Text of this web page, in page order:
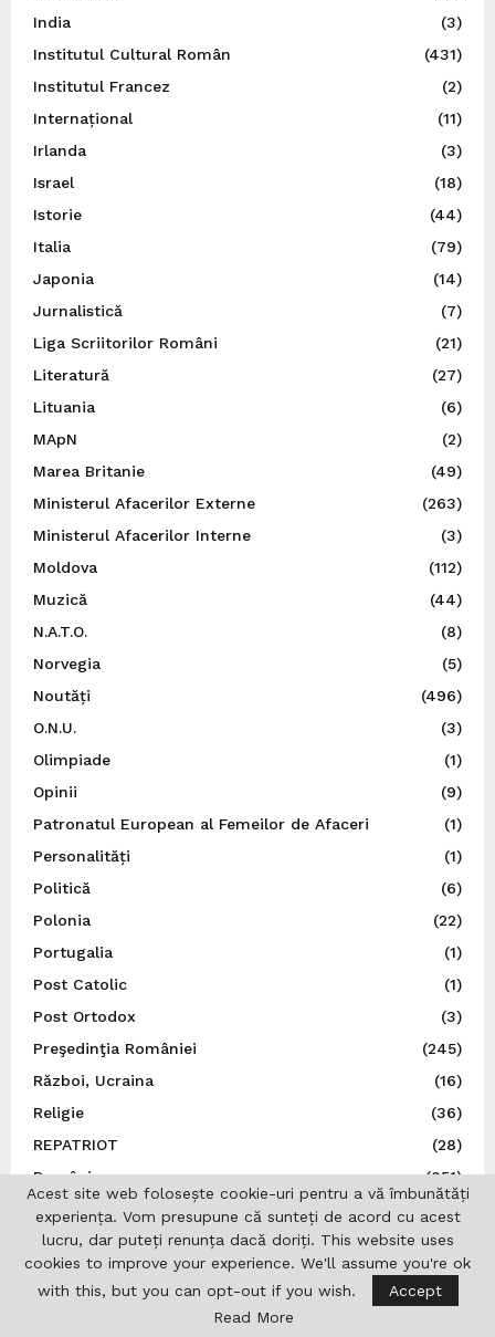
India
(3)
Institutul Cultural Român
(431)
Institutul Francez
(2)
Internațional
(11)
Irlanda
(3)
Israel
(18)
Istorie
(44)
Italia
(79)
Japonia
(14)
Jurnalistică
(7)
Liga Scriitorilor Români
(21)
Literatură
(27)
Lituania
(6)
MApN
(2)
Marea Britanie
(49)
Ministerul Afacerilor Externe
(263)
Ministerul Afacerilor Interne
(3)
Moldova
(112)
Muzică
(44)
N.A.T.O.
(8)
Norvegia
(5)
Noutăți
(496)
O.N.U.
(3)
Olimpiade
(1)
Opinii
(9)
Patronatul European al Femeilor de Afaceri
(1)
Personalități
(1)
Politică
(6)
Polonia
(22)
Portugalia
(1)
Post Catolic
(1)
Post Ortodox
(3)
Preşedinţia României
(245)
Război, Ucraina
(16)
Religie
(36)
REPATRIOT
(28)
România
(851)
(37)
San Marino
(1)
Sănătate
(6)
Sărbătoare românească
(5)
Acest site web folosește cookie-uri pentru a vă îmbunătăți
experiența. Vom presupune că sunteți de acord cu acest
lucru, dar puteți renunța dacă doriți. This website uses
cookies to improve your experience. We'll assume you're ok
with this, but you can opt-out if you wish.
Accept
Read More